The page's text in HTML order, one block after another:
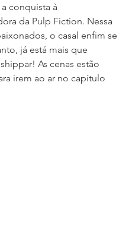
conquista à
da Pulp Fiction. Nessa
o casal enfim se
já está mais que
As cenas estão
irem ao ar no capítulo